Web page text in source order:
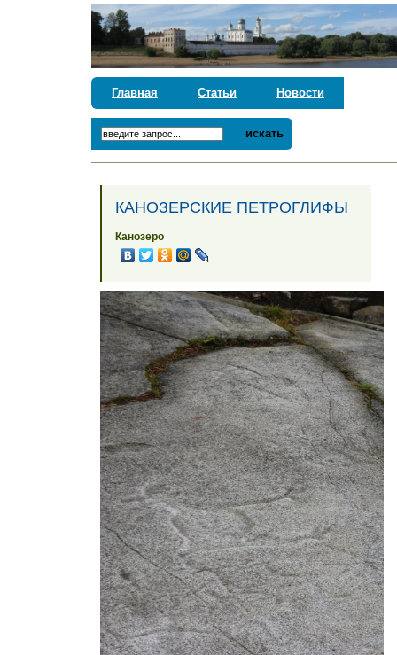
Главная Статьи Новости
искать
КАНОЗЕРСКИЕ ПЕТРОГЛИФЫ
Канозеро